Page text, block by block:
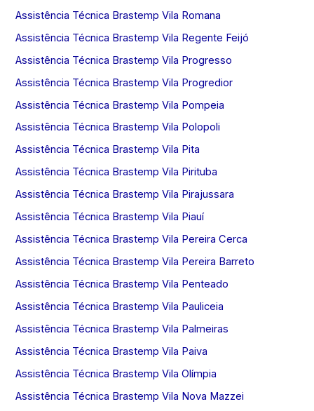
Assistência Técnica Brastemp Vila Romana
Assistência Técnica Brastemp Vila Regente Feijó
Assistência Técnica Brastemp Vila Progresso
Assistência Técnica Brastemp Vila Progredior
Assistência Técnica Brastemp Vila Pompeia
Assistência Técnica Brastemp Vila Polopoli
Assistência Técnica Brastemp Vila Pita
Assistência Técnica Brastemp Vila Pirituba
Assistência Técnica Brastemp Vila Pirajussara
Assistência Técnica Brastemp Vila Piauí
Assistência Técnica Brastemp Vila Pereira Cerca
Assistência Técnica Brastemp Vila Pereira Barreto
Assistência Técnica Brastemp Vila Penteado
Assistência Técnica Brastemp Vila Pauliceia
Assistência Técnica Brastemp Vila Palmeiras
Assistência Técnica Brastemp Vila Paiva
Assistência Técnica Brastemp Vila Olímpia
Assistência Técnica Brastemp Vila Nova Mazzei